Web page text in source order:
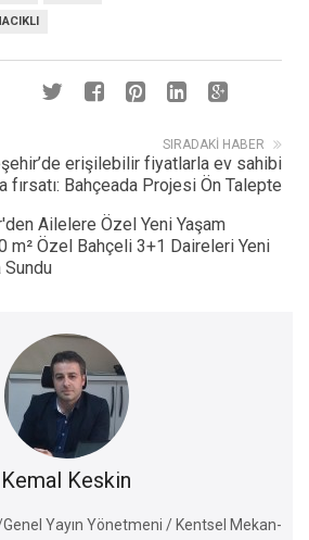
SIRADAKI HABER
erişilebilir fiyatlarla ev sahibi
fırsatı: Bahçeada Projesi Ön Talepte
Ailelere Özel Yeni Yaşam
m² Özel Bahçeli 3+1 Daireleri Yeni
Sundu
Kemal Keskin
Yayın Yönetmeni / Kentsel Mekan-